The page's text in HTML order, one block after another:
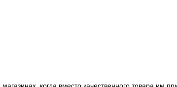
когда вместо качественного товара им